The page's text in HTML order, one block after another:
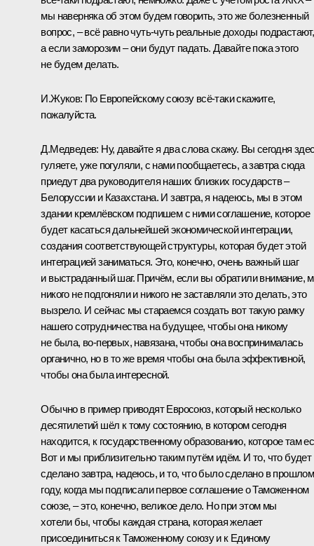
мы наверняка об этом будем говорить, это же болезненный
вопрос, – всё равно чуть-чуть реальные доходы подрастают,
а если заморозим – они будут падать. Давайте пока этого
не будем делать.
И.Жуков: По Европейскому союзу всё‑таки скажите,
пожалуйста.
Д.Медведев: Ну, давайте я два слова скажу. Вы сегодня
гуляете, уже погуляли, с нами пообщаетесь, а завтра сюда
приедут два руководителя наших близких государств –
Белоруссии и Казахстана. И завтра, я надеюсь, мы в этом
здании кремлёвском подпишем с ними соглашение, которое
будет касаться дальнейшей экономической интеграции,
создания соответствующей структуры, которая будет этой
интеграцией заниматься. Это, конечно, очень важный шаг
и выстраданный шаг. Причём, если вы обратили внимание,
никого не подгоняли и никого не заставляли это делать, это
вызрело. И сейчас мы стараемся создать вот такую рамку
нашего сотрудничества на будущее, чтобы она никому
не была, во‑первых, навязана, чтобы она воспринималась
органично, но в то же время чтобы она была эффективной,
чтобы она была интересной.
Обычно в пример приводят Евросоюз, который несколько
десятилетий шёл к тому состоянию, в котором сегодня
находится, к государственному образованию, которое там
Вот и мы приблизительно таким путём идём. И то, что будет
сделано завтра, надеюсь, и то, что было сделано в прошлом
году, когда мы подписали первое соглашение оТаможенном
союзе, – это, конечно, великое дело. Но при этом мы
хотели бы, чтобы каждая страна, которая желает
присоединиться к Таможенному союзу и к Единому